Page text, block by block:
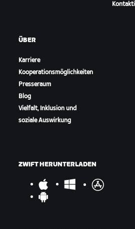
ÜBER
Karriere
Kooperationsmöglichkeiten
Presseraum
Blog
Vielfalt, Inklusion und
soziale Auswirkung
ZWIFT HERUNTERLADEN